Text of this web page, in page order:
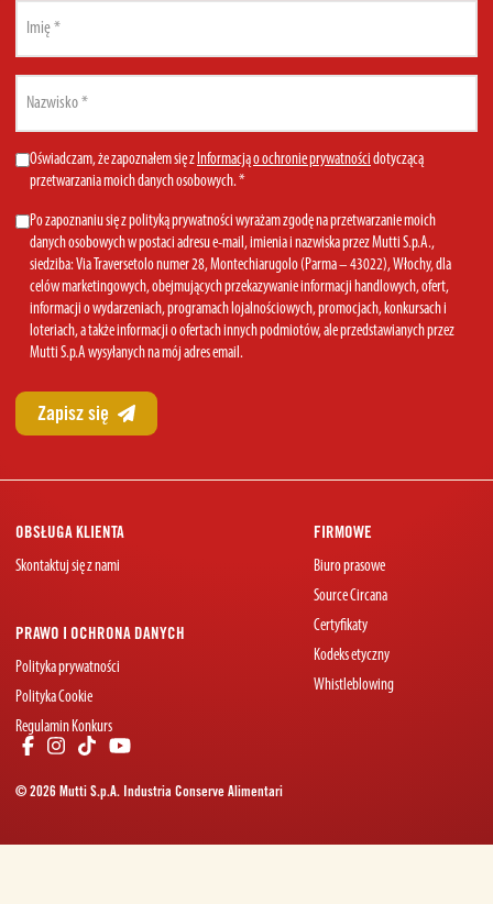
name
(Required)
name
(Required)
Privacy
Policy
Oświadczam, że zapoznałem się z Informacją o ochronie prywatności dotyczącą
przetwarzania moich danych osobowych. *
Marketing
Consent
Po zapoznaniu się z polityką prywatności wyrażam zgodę na przetwarzanie moich
danych osobowych w postaci adresu e-mail, imienia i nazwiska przez Mutti S.p.A.,
siedziba: Via Traversetolo numer 28, Montechiarugolo (Parma – 43022), Włochy, dla
celów marketingowych, obejmujących przekazywanie informacji handlowych, ofert,
informacji o wydarzeniach, programach lojalnościowych, promocjach, konkursach i
loteriach, a także informacji o ofertach innych podmiotów, ale przedstawianych przez
Mutti S.p.A wysyłanych na mój adres email.
OBSŁUGA KLIENTA
Skontaktuj się z nami
FIRMOWE
Biuro prasowe
Source Circana
Certyfikaty
Kodeks etyczny
Whistleblowing
PRAWO I OCHRONA DANYCH
Polityka prywatności
Polityka Cookie
Regulamin Konkurs
© 2026 Mutti S.p.A. Industria Conserve Alimentari